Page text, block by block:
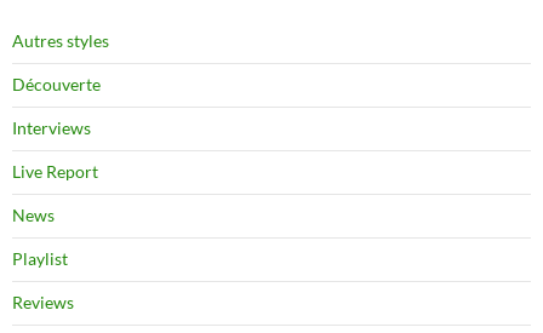
Autres styles
Découverte
Interviews
Live Report
News
Playlist
Reviews